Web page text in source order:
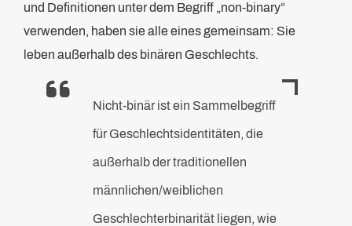
und Definitionen unter dem Begriff „non-binary“
verwenden, haben sie alle eines gemeinsam: Sie
leben außerhalb des binären Geschlechts.
Nicht-binär ist ein Sammelbegriff
für Geschlechtsidentitäten, die
außerhalb der traditionellen
männlichen/weiblichen
Geschlechterbinarität liegen, wie